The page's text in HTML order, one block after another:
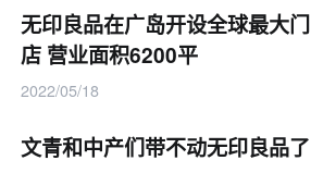
无印良品在广岛开设全球最大门
店 营业面积6200平
2022/05/18
文青和中产们带不动无印良品了